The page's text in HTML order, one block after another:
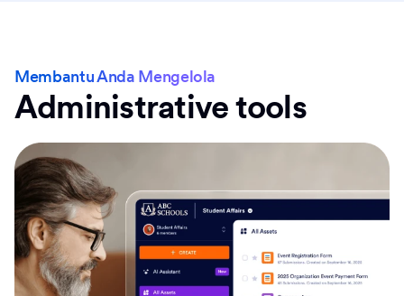
Membantu Anda Mengelola
Administrative tools